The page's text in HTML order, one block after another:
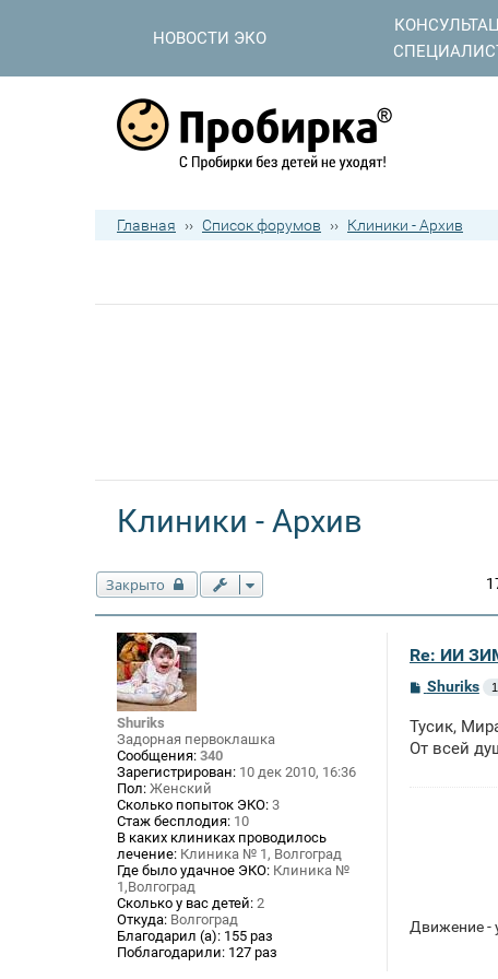
НОВОСТИ ЭКО
Главная ›› Список форумов ›› Клиники - Архив
Клиники - Архив
Закрыто
Shuriks
Задорная первоклашка
Сообщения: 340
Зарегистрирован: 10 дек 2010, 16:36
Пол: Женский
Сколько попыток ЭКО: 3
Стаж бесплодия: 10
В каких клиниках проводилось
лечение: Клиника № 1, Волгоград
Где было удачное ЭКО: Клиника №
1,Волгоград
Сколько у вас детей: 2
Откуда: Волгоград
Благодарил (а): 155 раз
Поблагодарили: 127 раз
Re: ИИ
С
б
щ
Shuriks
Тусик,
От всей
Движение -